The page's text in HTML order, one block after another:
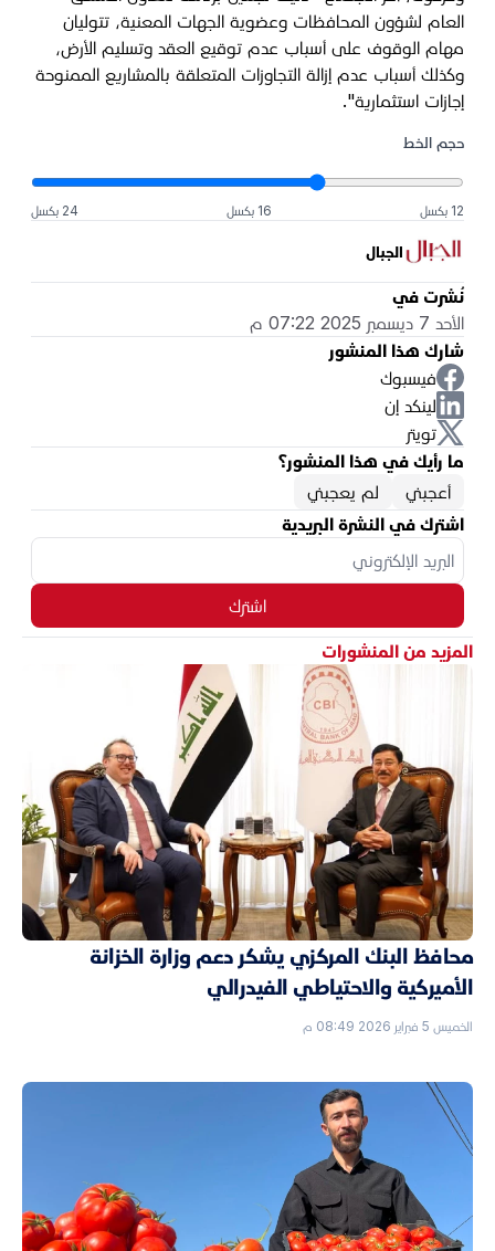
العام لشؤون المحافظات وعضوية الجهات المعنية، تتوليان
مهام الوقوف على أسباب عدم توقيع العقد وتسليم الأرض،
وكذلك أسباب عدم إزالة التجاوزات المتعلقة بالمشاريع الممنوحة
إجازات استثمارية".
حجم الخط
12 بكسل 16 بكسل 24 بكسل
الجبال
نُشرت في
الأحد 7 ديسمبر 2025 07:22 م
شارك هذا المنشور
فيسبوك
لينكد إن
تويتر
ما رأيك في هذا المنشور؟
أعجبني
لم يعجبني
اشترك في النشرة البريدية
اشترك
المزيد من المنشورات
محافظ البنك المركزي يشكر دعم وزارة الخزانة
الأميركية والاحتياطي الفيدرالي
الخميس 5 فبراير 2026 08:49 م